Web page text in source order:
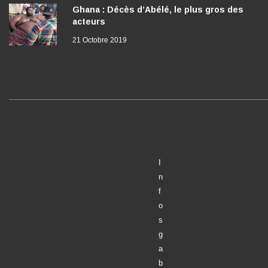
Ghana : Décès d’Abélé, le plus gros des
acteurs
21 Octobre 2019
I
n
f
o
s
g
a
b